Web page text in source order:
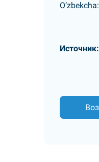
O’zbekcha:
Источник: